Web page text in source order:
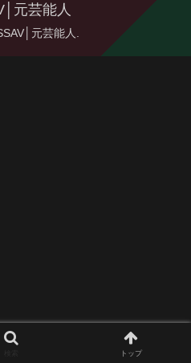
元芸能人
元芸能人.
トップ